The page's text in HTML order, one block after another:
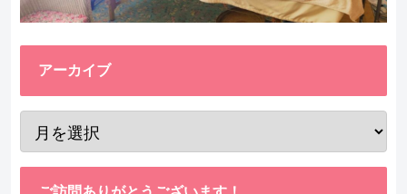
アーカイブ